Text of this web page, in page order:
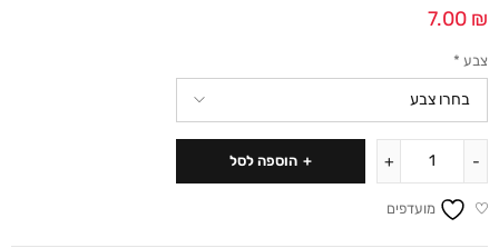
7.00 ₪
צבע *
הוספה לסל
מועדפים